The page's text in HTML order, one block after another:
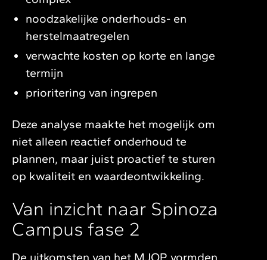
noodzakelijke onderhouds- en
herstelmaatregelen
verwachte kosten op korte en lange
termijn
prioritering van ingrepen
Deze analyse maakte het mogelijk om
niet alleen reactief onderhoud te
plannen, maar juist proactief te sturen
op kwaliteit en waardeontwikkeling.
Van inzicht naar Spinoza
Campus fase 2
De uitkomsten van het MJOP vormden